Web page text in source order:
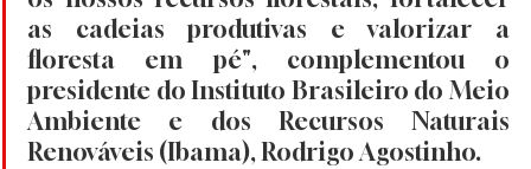
as cadeias produtivas e valorizar a
floresta em pé", complementou o
presidente do Instituto Brasileiro do Meio
Ambiente e dos Recursos Naturais
Renováveis (Ibama), Rodrigo Agostinho.